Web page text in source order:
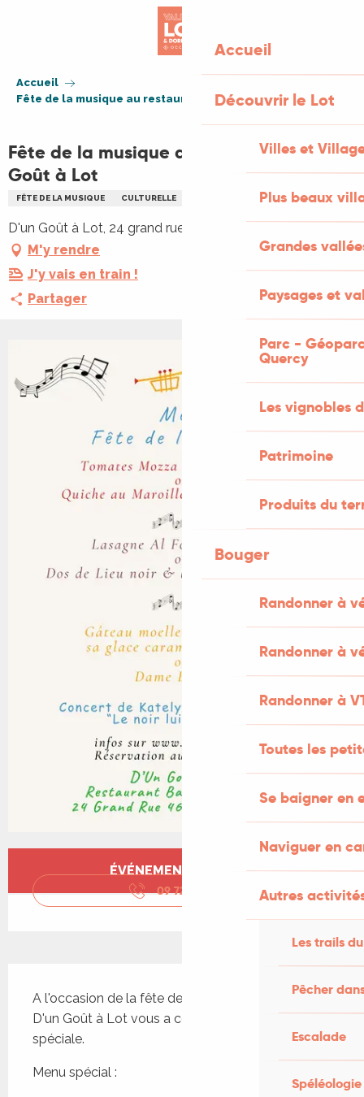
Accueil
Découvrir le Lot
Villes et
Plus beaux
Grandes
Paysages et
Parc -
Quercy
Les vignobles
Patrimoine
Produits du
Bouger
Randonner à
Randonner à
Randonner à
Toutes les
Se baigner en
Naviguer en
Autres
Les trails
Pêcher
Escalade
Spéléologie
Accueil
Fête de la musique au restaurant D'un Goût à Lot
Fête de la musique au restaurant D'un
Goût à Lot
FÊTE DE LA MUSIQUE CULTURELLE MUSIQUE REPAS
D'un Goût à Lot, 24 grand rue, 46700 Puy-l'Évêque
M'y rendre
J'y vais en train !
Partager
+1 PHOTO
Ouverture et coordonnées
ÉVÉNEMENT TERMINÉ
09 72 11 93
A l'occasion de la fête de la musique, le restaurant
D'un Goût à Lot vous a concocté une soirée
spéciale.
Menu spécial :